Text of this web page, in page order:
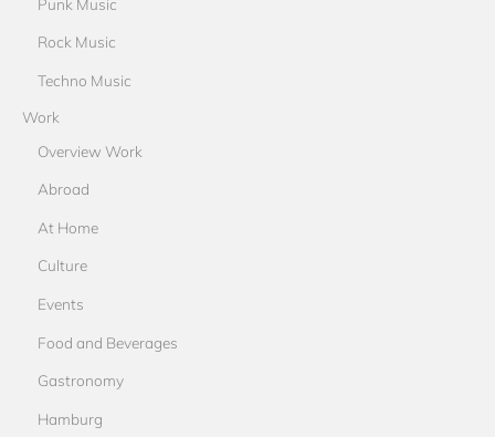
Rock Music
Techno Music
Work
Overview Work
Abroad
At Home
Culture
Events
Food and Beverages
Gastronomy
Hamburg